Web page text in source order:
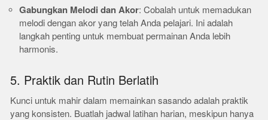
Gabungkan Melodi dan Akor: Cobalah untuk memadukan
melodi dengan akor yang telah Anda pelajari. Ini adalah
langkah penting untuk membuat permainan Anda lebih
harmonis.
5. Praktik dan Rutin Berlatih
Kunci untuk mahir dalam memainkan sasando adalah praktik
yang konsisten. Buatlah jadwal latihan harian, meskipun hanya